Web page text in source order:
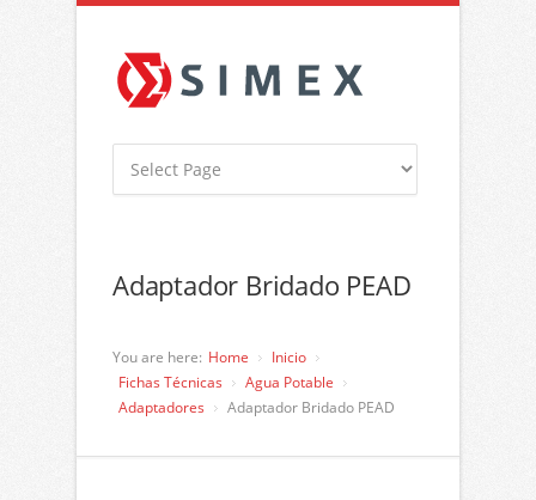
Adaptador Bridado PEAD
You are here: Home
Inicio
Fichas Técnicas
Agua Potable
Adaptadores
Adaptador Bridado PEAD